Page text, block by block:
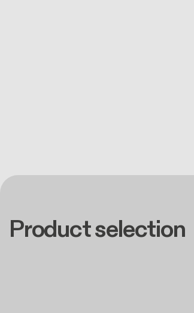
Product selection